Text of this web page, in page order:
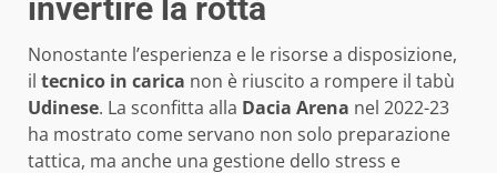
invertire la rotta
Nonostante l’esperienza e le risorse a disposizione,
il tecnico in carica non è riuscito a rompere il tabù
Udinese. La sconfitta alla Dacia Arena nel 2022-23
ha mostrato come servano non solo preparazione
tattica, ma anche una gestione dello stress e